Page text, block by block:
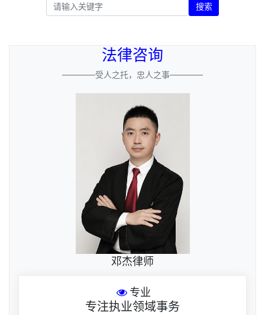
搜索
法律咨询
————受人之托，忠人之事————
邓杰律师
专业
专注执业领域事务